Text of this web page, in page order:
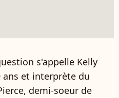
s'appelle Kelly
ans et interprète du
demi-soeur de